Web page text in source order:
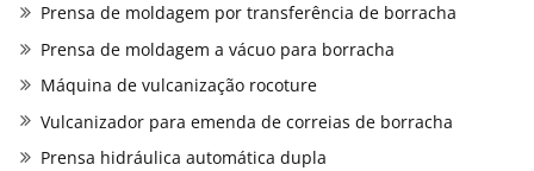
Prensa de moldagem por transferência de borracha
Prensa de moldagem a vácuo para borracha
Máquina de vulcanização rocoture
Vulcanizador para emenda de correias de borracha
Prensa hidráulica automática dupla